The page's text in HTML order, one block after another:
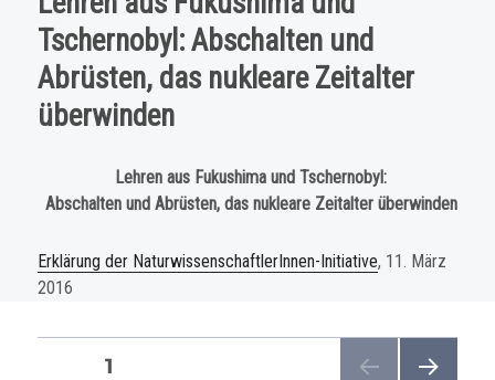
Tschernobyl: Abschalten und
Abrüsten, das nukleare Zeitalter
überwinden
Lehren aus Fukushima und Tschernobyl:
Abschalten und Abrüsten, das nukleare Zeitalter überwinden
Erklärung der NaturwissenschaftlerInnen-Initiative, 11. März
2016
Beitragsnavigation
SEITE1